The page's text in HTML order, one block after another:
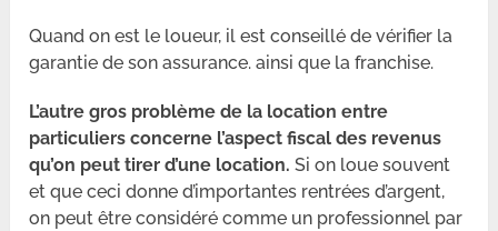
Quand on est le loueur, il est conseillé de vérifier la
garantie de son assurance. ainsi que la franchise.
L’autre gros problème de la location entre
particuliers concerne l’aspect fiscal des revenus
qu’on peut tirer d’une location. Si on loue souvent
et que ceci donne d’importantes rentrées d’argent,
on peut être considéré comme un professionnel par